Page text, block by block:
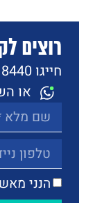
רוצים
חייגו 072-3318440 /
או
הנני